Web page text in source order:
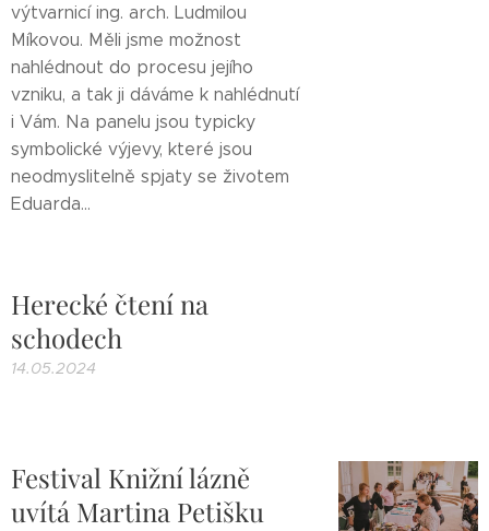
výtvarnicí ing. arch. Ludmilou
Míkovou. Měli jsme možnost
nahlédnout do procesu jejího
vzniku, a tak ji dáváme k nahlédnutí
i Vám. Na panelu jsou typicky
symbolické výjevy, které jsou
neodmyslitelně spjaty se životem
Eduarda...
Herecké čtení na
schodech
14.05.2024
Festival Knižní lázně
uvítá Martina Petišku